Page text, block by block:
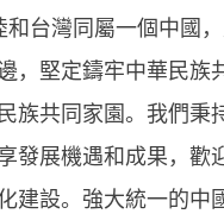
和台灣同屬一個中國
，堅定鑄牢中華民
族共同家園。我們
發展機遇和成果，
建設。強大統一的